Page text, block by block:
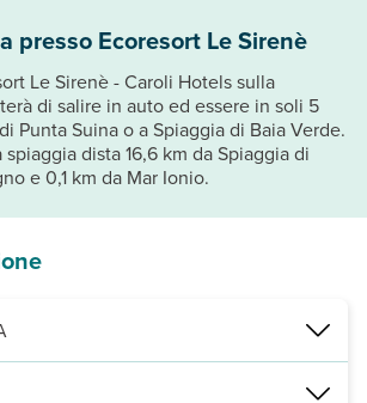
presso Ecoresort Le Sirenè
Le Sirenè - Caroli Hotels sulla
di salire in auto ed essere in soli 5
Punta Suina o a Spiaggia di Baia Verde.
dista 16,6 km da Spiaggia di
e 0,1 km da Mar Ionio.
di Samsara